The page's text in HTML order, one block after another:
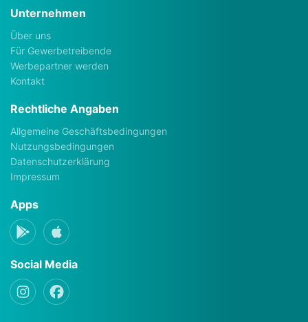
Unternehmen
Über uns
Für Gewerbetreibende
Werbepartner werden
Kontakt
Rechtliche Angaben
Allgemeine Geschäftsbedingungen
Nutzungsbedingungen
Datenschutzerklärung
Impressum
Apps
Social Media